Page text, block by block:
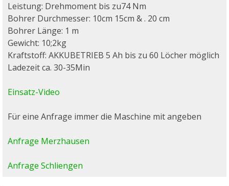
Leistung: Drehmoment bis zu74 Nm
Bohrer Durchmesser: 10cm 15cm & . 20 cm
Bohrer Länge: 1 m
Gewicht: 10;2kg
Kraftstoff: AKKUBETRIEB 5 Ah bis zu 60 Löcher möglich
Ladezeit ca. 30-35Min
Einsatz-Video
Für eine Anfrage immer die Maschine mit angeben
Anfrage Merzhausen
Anfrage Schliengen